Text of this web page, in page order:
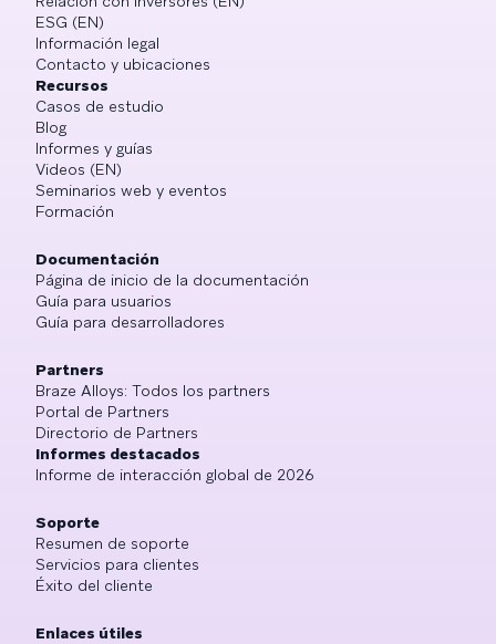
ESG (EN)
Información legal
Contacto y ubicaciones
Recursos
Casos de estudio
Blog
Informes y guías
Videos (EN)
Seminarios web y eventos
Formación
Documentación
Página de inicio de la documentación
Guía para usuarios
Guía para desarrolladores
Partners
Braze Alloys: Todos los partners
Portal de Partners
Directorio de Partners
Informes destacados
Informe de interacción global de 2026
Soporte
Resumen de soporte
Servicios para clientes
Éxito del cliente
Enlaces útiles